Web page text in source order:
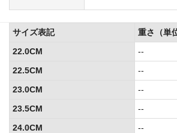
サイズ表記
重さ（単
22.0CM
--
22.5CM
--
23.0CM
--
23.5CM
--
24.0CM
--